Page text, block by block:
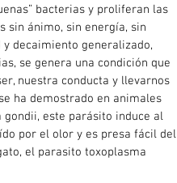
bacterias y proliferan las
sin ánimo, sin energía, sin
decaimiento generalizado,
se genera una condición que
nuestra conducta y llevarnos
ha demostrado en animales
este parásito induce al
por el olor y es presa fácil del
el parasito toxoplasma